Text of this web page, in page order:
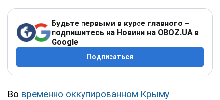
Будьте первыми в курсе главного –
подпишитесь на Новини на OBOZ.UA в
Google
Подписаться
Во временно оккупированном Крыму